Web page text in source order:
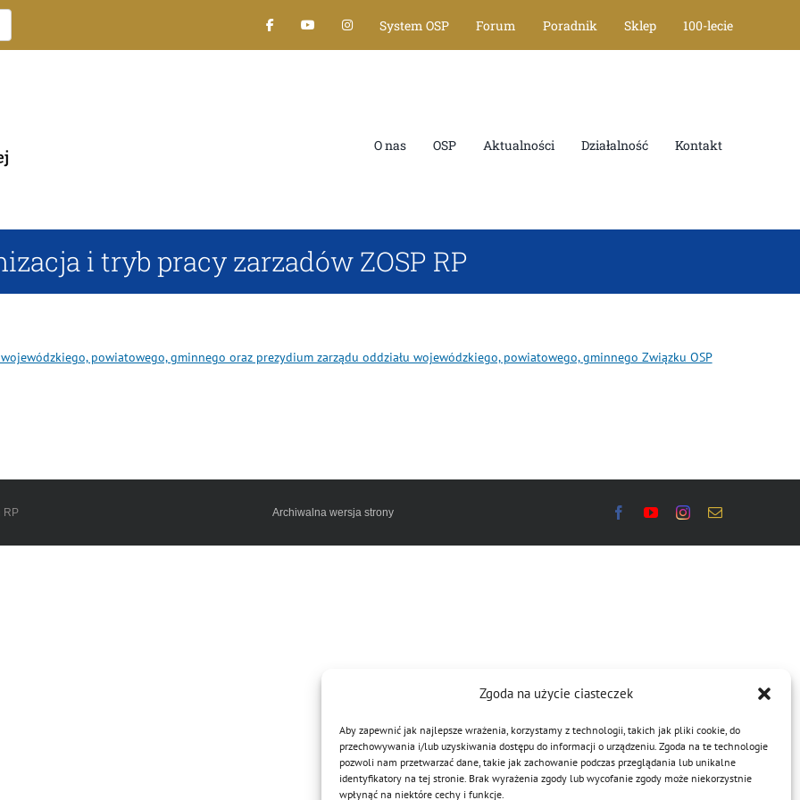
Zgoda na użycie ciasteczek
Aby zapewnić jak najlepsze wrażenia, korzystamy z technologii, takich jak pliki cookie, do
przechowywania i/lub uzyskiwania dostępu do informacji o urządzeniu. Zgoda na te technologie
pozwoli nam przetwarzać dane, takie jak zachowanie podczas przeglądania lub unikalne
identyfikatory na tej stronie. Brak wyrażenia zgody lub wycofanie zgody może niekorzystnie
wpłynąć na niektóre cechy i funkcje.
System OSP Forum Poradnik Sklep 100-lecie
O nas OSP Aktualności Działalność Kontakt
i tryb pracy zarzadów ZOSP RP
powiatowego, gminnego oraz prezydium zarządu oddziału wojewódzkiego, powiatowego, gminnego Związku OSP
RP Archiwalna wersja strony